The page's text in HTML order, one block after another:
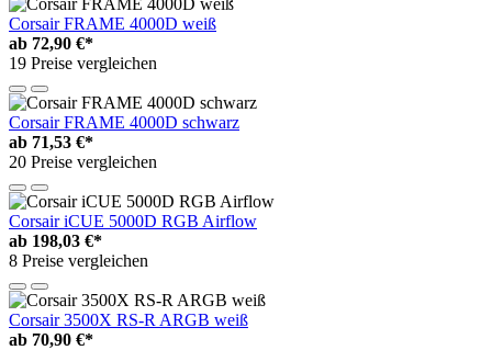
Corsair FRAME 4000D weiß
ab 72,90 €*
19 Preise vergleichen
Corsair FRAME 4000D schwarz
ab 71,53 €*
20 Preise vergleichen
Corsair iCUE 5000D RGB Airflow
ab 198,03 €*
8 Preise vergleichen
Corsair 3500X RS-R ARGB weiß
ab 70,90 €*